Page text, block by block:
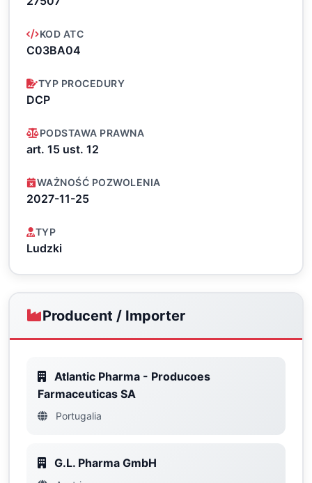
KOD ATC
C03BA04
TYP PROCEDURY
DCP
PODSTAWA PRAWNA
art. 15 ust. 12
WAŻNOŚĆ POZWOLENIA
2027-11-25
TYP
Ludzki
Producent / Importer
Atlantic Pharma - Producoes
Farmaceuticas SA
Portugalia
G.L. Pharma GmbH